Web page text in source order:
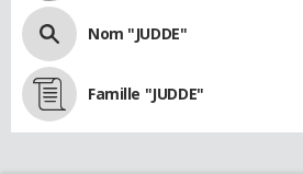
Nom "JUDDE"
Famille "JUDDE"